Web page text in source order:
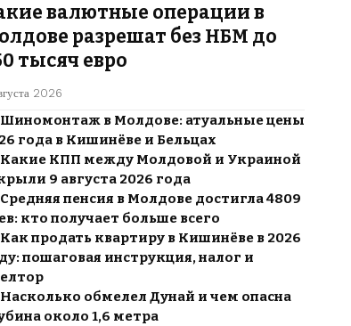
валютные операции в
разрешат без НБМ до
тысяч евро
2026
Шиномонтаж в Молдове: атуальные цены
года в Кишинёве и Бельцах
Какие КПП между Молдовой и Украиной
9 августа 2026 года
Средняя пенсия в Молдове достигла 4809
кто получает больше всего
Как продать квартиру в Кишинёве в 2026
пошаговая инструкция, налог и
Насколько обмелел Дунай и чем опасна
около 1,6 метра